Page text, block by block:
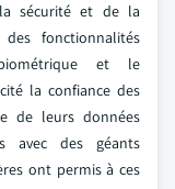
sécurité et de la
fonctionnalités
et le
la confiance des
de leurs données
avec des géants
ont permis à ces